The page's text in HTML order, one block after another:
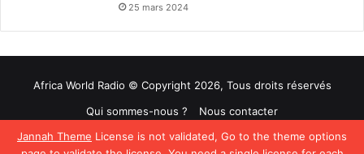
Jannah Theme License is not validated, Go to the theme options
25 mars 2024
Africa World Radio © Copyright 2026, Tous droits réservés
Qui sommes-nous ?
Nous contacter